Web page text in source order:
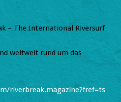
– The International Riversurf
weltweit rund um das
riverbreak.magazine?fref=ts